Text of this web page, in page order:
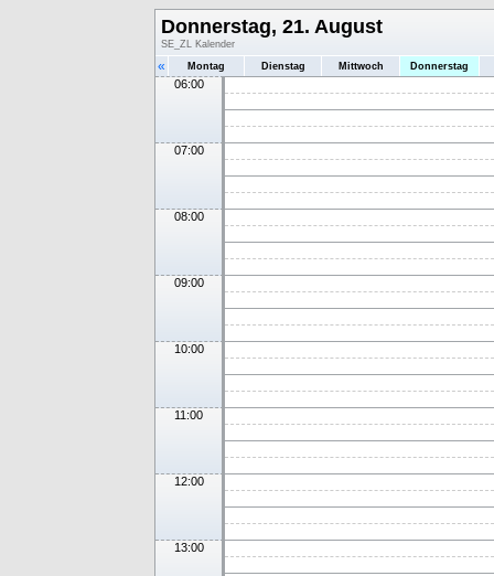
Donnerstag, 21. August
SE_ZL Kalender
« Montag Dienstag Mittwoch Donnerstag
06:00
07:00
08:00
09:00
10:00
11:00
12:00
13:00